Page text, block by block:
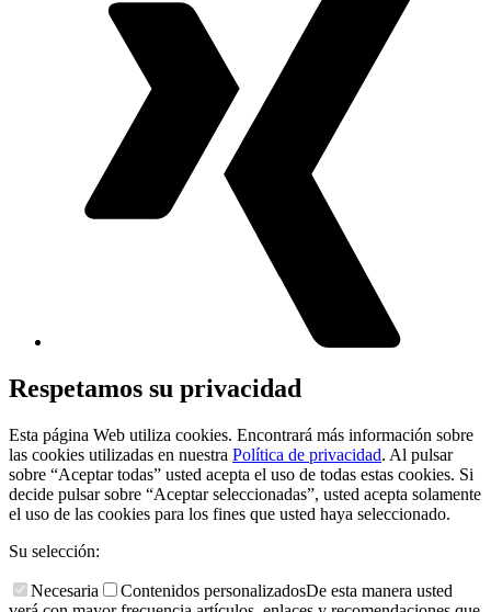
Respetamos su privacidad
Esta página Web utiliza cookies. Encontrará más información sobre
las cookies utilizadas en nuestra Política de privacidad. Al pulsar
sobre “Aceptar todas” usted acepta el uso de todas estas cookies. Si
decide pulsar sobre “Aceptar seleccionadas”, usted acepta solamente
el uso de las cookies para los fines que usted haya seleccionado.
Su selección:
Necesaria Contenidos personalizadosDe esta manera usted